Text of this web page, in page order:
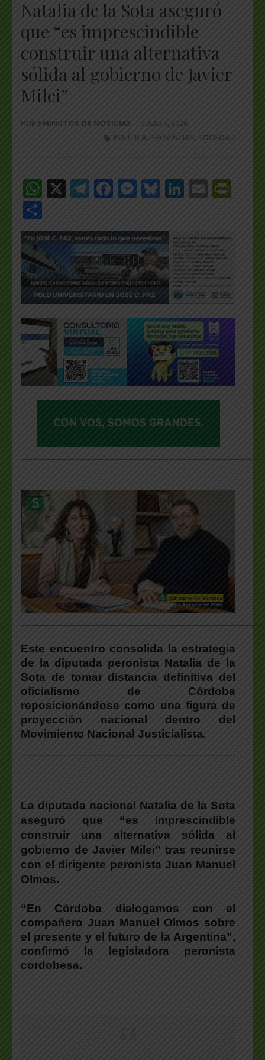
Natalia de la Sota aseguró
que “es imprescindible
construir una alternativa
sólida al gobierno de Javier
Milei”
POR 5MINUTOS DE NOTICIAS
JULIO 7, 2026
POLÍTICA , PROVINCIAS , SOCIEDAD
WhatsApp
X Telegram
Facebook
Messenger
Bluesky
LinkedIn
Email
Este encuentro consolida la estrategia
de la diputada peronista Natalia de la
Sota de tomar distancia definitiva del
oficialismo de Córdoba
reposicionándose como una figura de
proyección nacional dentro del
Movimiento Nacional Justicialista.
La diputada nacional Natalia de la Sota
aseguró que “es imprescindible
construir una alternativa sólida al
gobierno de Javier Milei” tras reunirse
con el dirigente peronista Juan Manuel
Olmos.
“En Córdoba dialogamos con el
compañero Juan Manuel Olmos sobre
el presente y el futuro de la Argentina”,
confirmó la legisladora peronista
cordobesa.